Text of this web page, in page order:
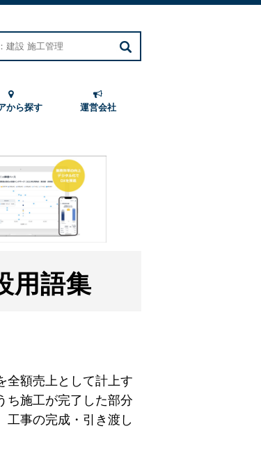
から探す 運営会社
用語集
全額売上として計上す
ち施工が完了した部分
工事の完成・引き渡し